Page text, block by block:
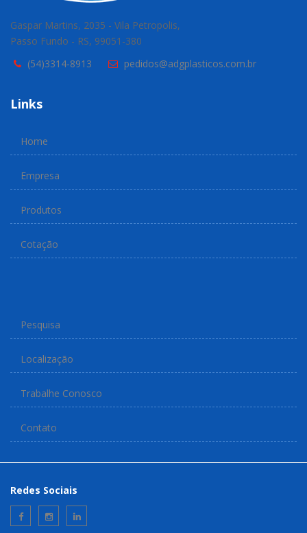
Gaspar Martins, 2035 - Vila Petropolis,
Passo Fundo - RS, 99051-380
(54)3314-8913
pedidos@adgplasticos.com.br
Links
Home
Empresa
Produtos
Cotação
Pesquisa
Localização
Trabalhe Conosco
Contato
Redes Sociais